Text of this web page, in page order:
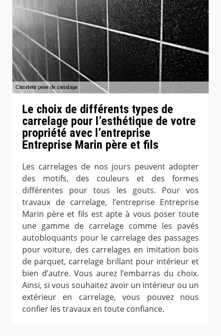
Le choix de différents types de
carrelage pour l’esthétique de votre
propriété avec l’entreprise
Entreprise Marin père et fils
Les carrelages de nos jours peuvent adopter
des motifs, des couleurs et des formes
différentes pour tous les gouts. Pour vos
travaux de carrelage, l’entreprise Entreprise
Marin père et fils est apte à vous poser toute
une gamme de carrelage comme les pavés
autobloquants pour le carrelage des passages
pour voiture, des carrelages en imitation bois
de parquet, carrelage brillant pour intérieur et
bien d’autre. Vous aurez l’embarras du choix.
Ainsi, si vous souhaitez avoir un intérieur ou un
extérieur en carrelage, vous pouvez nous
confier les travaux en toute confiance.